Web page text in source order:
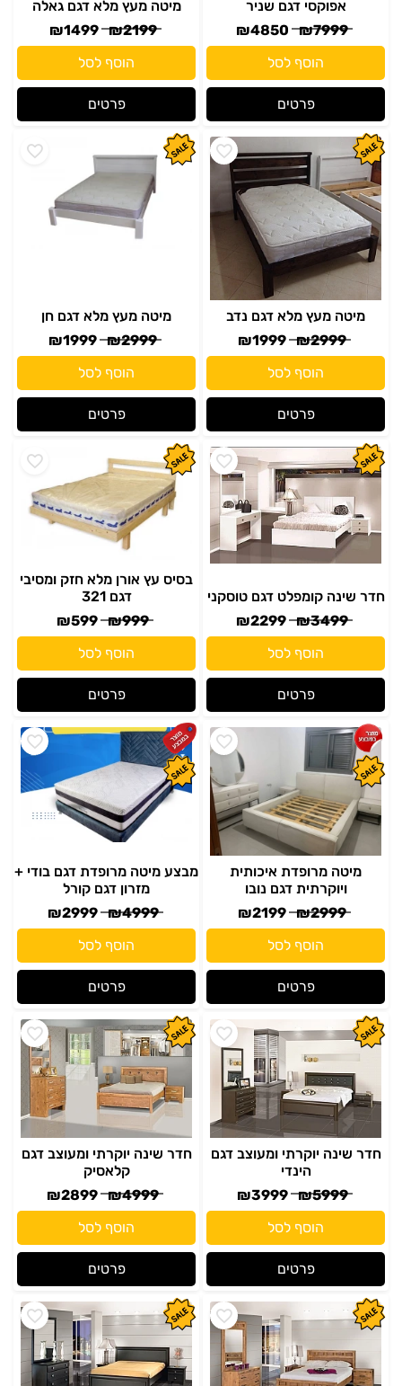
אפוקסי דגם שניר
₪7999
₪4850
הוסף לסל
פרטים
מיטה מעץ מלא דגם גאלה
₪2199
₪1499
הוסף לסל
פרטים
מיטה מעץ מלא דגם נדב
₪2999
₪1999
הוסף לסל
פרטים
מיטה מעץ מלא דגם חן
₪2999
₪1999
הוסף לסל
פרטים
חדר שינה קומפלט דגם טוסקני
₪3499
₪2299
הוסף לסל
פרטים
בסיס עץ אורן מלא חזק ומסיבי
דגם 321
₪999
₪599
הוסף לסל
פרטים
מיטה מרופדת איכותית
ויוקרתית דגם נובו
₪2999
₪2199
הוסף לסל
פרטים
מבצע מיטה מרופדת דגם בודי +
מזרון דגם קורל
₪4999
₪2999
הוסף לסל
פרטים
חדר שינה יוקרתי ומעוצב דגם
הינדי
₪5999
₪3999
הוסף לסל
פרטים
חדר שינה יוקרתי ומעוצב דגם
קלאסיק
₪4999
₪2899
הוסף לסל
פרטים